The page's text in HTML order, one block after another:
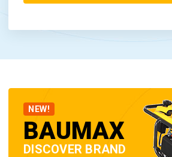
NEW!
BAUMAX
DISCOVER BRAND